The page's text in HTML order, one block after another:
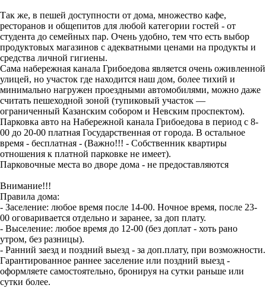
Так же, в пешей доступности от дома, множество кафе,
ресторанов и общепитов для любой категории гостей - от
студента до семейных пар. Очень удобно, тем что есть выбор
продуктовых магазинов с адекватными ценами на продукты и
средства личной гигиены.
Сама набережная канала Грибоедова является очень оживленной
улицей, но участок где находится наш дом, более тихий и
минимально нагружен проездными автомобилями, можно даже
считать пешеходной зоной (тупиковый участок —
ограниченный Казанским собором и Невским проспектом).
Парковка авто на Набережной канала Грибоедова в период с 8-
00 до 20-00 платная Государственная от города. В остальное
время - бесплатная - (Важно!!! - Собственник квартиры
отношения к платной парковке не имеет).
Парковочные места во дворе дома - не предоставляются
Внимание!!!
Правила дома:
- Заселение: любое время после 14-00. Ночное время, после 23-
00 оговаривается отдельно и заранее, за доп плату.
- Выселение: любое время до 12-00 (без доплат - хоть рано
утром, без разницы).
- Ранний заезд и поздний выезд - за доп.плату, при возможности.
Гарантированное раннее заселение или поздний выезд -
оформляете самостоятельно, бронируя на сутки раньше или
сутки более.